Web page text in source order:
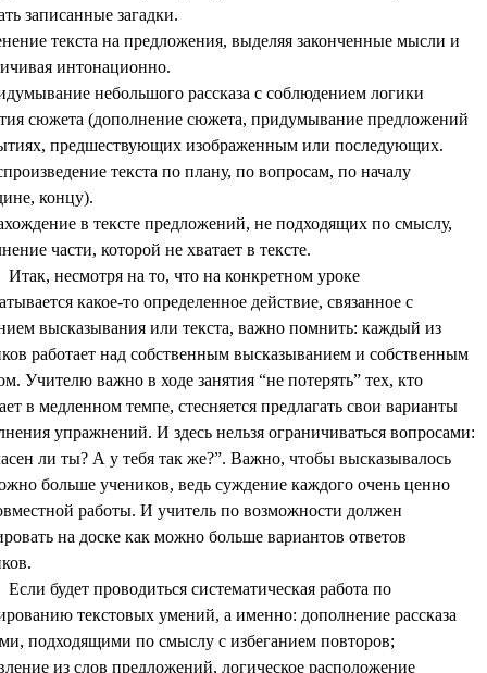
записанные загадки.
текста на предложения, выделяя законченные мысли и
интонационно.
небольшого рассказа с соблюдением логики
сюжета (дополнение сюжета, придумывание предложений
предшествующих изображенным или последующих.
текста по плану, по вопросам, по началу
концу).
в тексте предложений, не подходящих по смыслу,
части, которой не хватает в тексте.
Итак, несмотря на то, что на конкретном уроке
какое-то определенное действие, связанное с
высказывания или текста, важно помнить: каждый из
работает над собственным высказыванием и собственным
Учителю важно в ходе занятия “не потерять” тех, кто
в медленном темпе, стесняется предлагать свои варианты
упражнений. И здесь нельзя ограничиваться вопросами:
ли ты? А у тебя так же?”. Важно, чтобы высказывалось
больше учеников, ведь суждение каждого очень ценно
работы. И учитель по возможности должен
на доске как можно больше вариантов ответов
Если будет проводиться систематическая работа по
текстовых умений, а именно: дополнение рассказа
подходящими по смыслу с избеганием повторов;
из слов предложений, логическое расположение